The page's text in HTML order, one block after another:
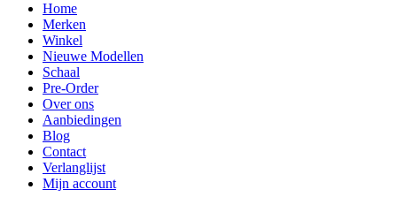
Home
Merken
Winkel
Nieuwe Modellen
Schaal
Pre-Order
Over ons
Aanbiedingen
Blog
Contact
Verlanglijst
Mijn account